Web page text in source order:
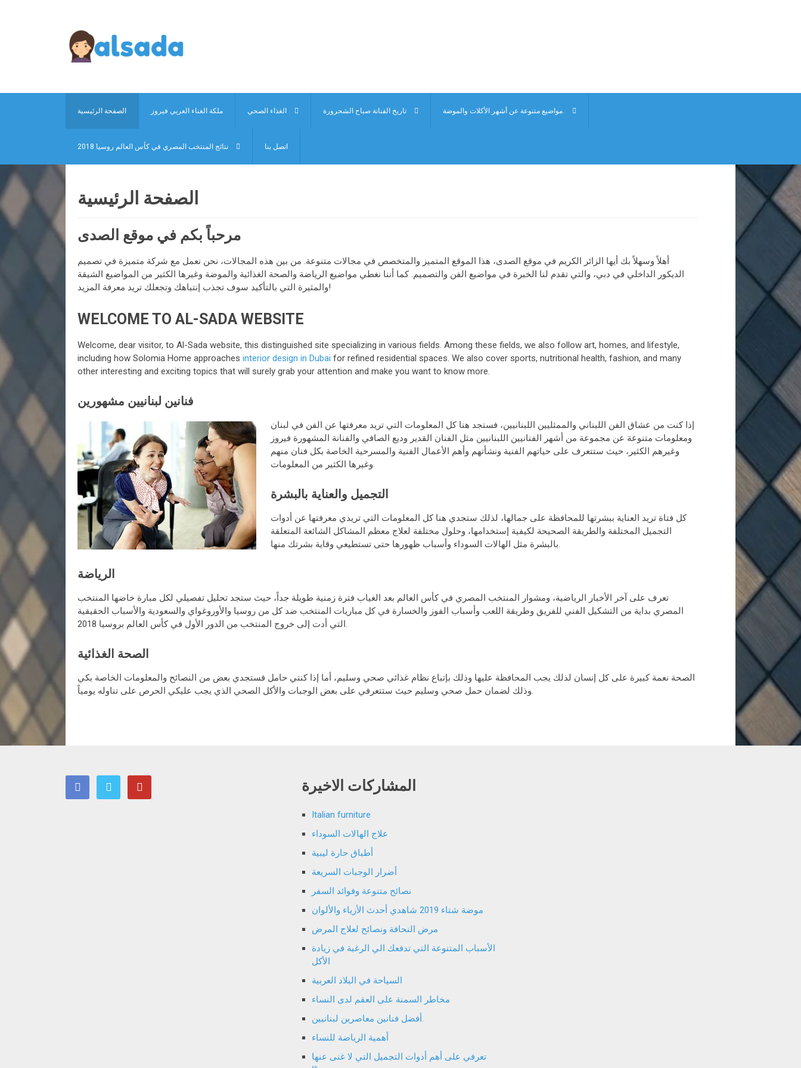
الصفحة الرئيسية ملكة الغناء العربي فيروز الغذاء الصحي تاريخ الفنانة صباح الشحرورة مواضيع متنوعة عن أشهر الأكلات والموضة.
نتائج المنتخب المصري في كأس العالم روسيا 2018 اتصل بنا
الصفحة الرئيسية
مرحباً بكم في موقع الصدى
أهلاً وسهلاً بك أيها الزائر الكريم في موقع الصدى، هذا الموقع المتميز والمتخصص في مجالات متنوعة. من بين هذه المجالات، نحن نعمل مع شركة متميزة في تصميم
الديكور الداخلي في دبي، والتي تقدم لنا الخبرة في مواضيع الفن والتصميم. كما أننا نغطي مواضيع الرياضة والصحة الغذائية والموضة وغيرها الكثير من المواضيع الشيقة
والمثيرة التي بالتأكيد سوف تجذب إنتباهك وتجعلك تريد معرفة المزيد!
WELCOME TO AL-SADA WEBSITE
Welcome, dear visitor, to Al-Sada website, this distinguished site specializing in various fields. Among these fields, we also follow art, homes, and lifestyle,
including how Solomia Home approaches interior design in Dubai for refined residential spaces. We also cover sports, nutritional health, fashion, and many
other interesting and exciting topics that will surely grab your attention and make you want to know more.
فنانين لبنانيين مشهورين
إذا كنت من عشاق الفن اللبناني والممثليين اللبنانيين، فستجد هنا كل المعلومات التي تريد معرفتها عن الفن في لبنان
ومعلومات متنوعة عن مجموعة من أشهر الفنانيين اللبنانيين مثل الفنان القدير وديع الصافي والفنانة المشهورة فيروز
وغيرهم الكثير، حيث ستتعرف على حياتهم الفنية ونشأتهم وأهم الأعمال الفنية والمسرحية الخاصة بكل فنان منهم
وغيرها الكثير من المعلومات.
التجميل والعناية بالبشرة
كل فتاة تريد العناية ببشرتها للمحافظة على جمالها، لذلك ستجدي هنا كل المعلومات التي تريدي معرفتها عن أدوات
التجميل المختلفة والطريقة الصحيحة لكيفية إستخدامها، وحلول مختلفة لعلاج معظم المشاكل الشائعة المتعلقة
بالبشرة مثل الهالات السوداء وأسباب ظهورها حتى تستطيعي وقاية بشرتك منها.
الرياضة
تعرف على آخر الأخبار الرياضية، ومشوار المنتخب المصري في كأس العالم بعد الغياب فترة زمنية طويلة جداً، حيث ستجد تحليل تفصيلي لكل مبارة خاضها المنتخب
المصري بداية من التشكيل الفني للفريق وطريقة اللعب وأسباب الفوز والخسارة في كل مباريات المنتخب ضد كل من روسيا والأوروغواي والسعودية والأسباب الحقيقية
التي أدت إلى خروج المنتخب من الدور الأول في كأس العالم بروسيا 2018.
الصحة الغذائية
الصحة نعمة كبيرة على كل إنسان لذلك يجب المحافظة عليها وذلك بإتباع نظام غذائي صحي وسليم، أما إذا كنتي حامل فستجدي بعض من النصائح والمعلومات الخاصة بكي
وذلك لضمان حمل صحي وسليم حيث ستتعرفي على بعض الوجبات والأكل الصحي الذي يجب عليكي الحرص على تناوله يومياً.
المشاركات الاخيرة
Italian furniture
علاج الهالات السوداء
أطباق حارة ليبية
أضرار الوجبات السريعة
نصائح متنوعة وفوائد السفر
موضة شتاء 2019 شاهدي أحدث الأزياء والألوان
مرض النحافة ونصائح لعلاج المرض
الأسباب المتنوعة التي تدفعك الي الرغبة في زيادة
الأكل
السياحة في البلاد العربية
مخاطر السمنة على العقم لدى النساء
أفضل فنانين معاصرين لبنانيين.
أهمية الرياضة للنساء
تعرفي على أهم أدوات التجميل التي لا غنى عنها